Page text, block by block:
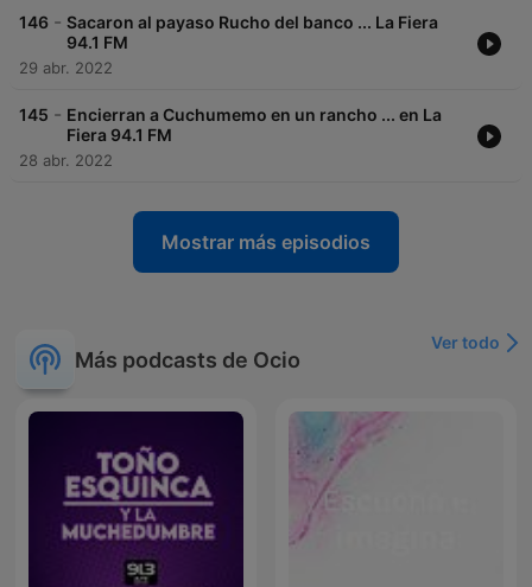
146 - Sacaron al payaso Rucho del banco ... La Fiera
94.1 FM
29 abr. 2022
145 - Encierran a Cuchumemo en un rancho ... en La
Fiera 94.1 FM
28 abr. 2022
Mostrar más episodios
Más podcasts de Ocio
Ver todo